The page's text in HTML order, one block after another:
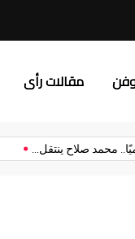
مقالات رأى
رسميًا.. محمد صلاح ينتقل...